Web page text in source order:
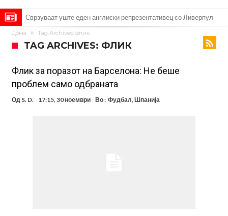
Замена за Влаховиќ: Напаѓачот на Манчестер доаѓа во Јувентус!
УЕФА повторно се заканува со бојкот на турнирите на ФИФА
Мурињо бесен поради одлуката на Реал: Протекоа детали од
разговорот што го потресе Мадрид!
Трансфер бомба во најва – Ливерпул сака да се засили од Реал
Мадрид!
Карагер ги изненади сите со својата прогноза: “Тие ќе ја освојат
Премиер лигата, а причината е едноставна”
Родри ги отвори вратите за трансфер во Барселона, Реал Мадрид
Дома Tag Archives: флик
TAG ARCHIVES: ФЛИК
Флик за поразот на Барселона: Не беше
проблем само одбраната
Од S. D. 17:15, 30 ноември Во : Фудбал Шпанија